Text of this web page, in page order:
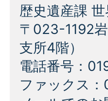
歴史遺産課
〒023-1192
支所4階）
電話番号：
ファックス